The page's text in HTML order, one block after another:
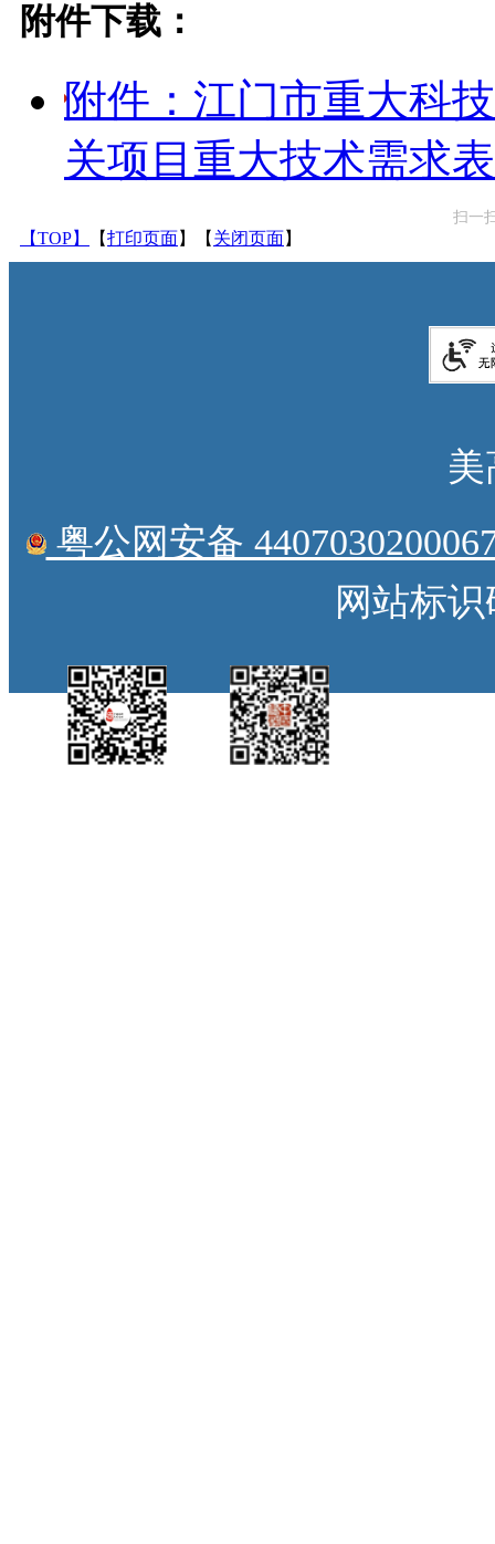
附件下载：
附件：江门市重大科
关项目重大技术需求
扫一
【TOP】 【打印页面】【 关闭页面】
美
粤公网安备
网站标识